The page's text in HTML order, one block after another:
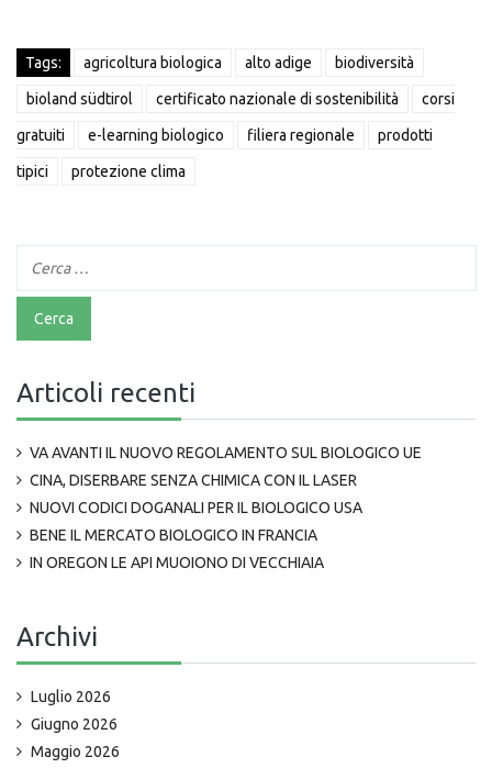
Tags: agricoltura biologica alto adige biodiversità
bioland südtirol certificato nazionale di sostenibilità corsi
gratuiti e-learning biologico filiera regionale prodotti
tipici protezione clima
Articoli recenti
VA AVANTI IL NUOVO REGOLAMENTO SUL BIOLOGICO UE
CINA, DISERBARE SENZA CHIMICA CON IL LASER
NUOVI CODICI DOGANALI PER IL BIOLOGICO USA
BENE IL MERCATO BIOLOGICO IN FRANCIA
IN OREGON LE API MUOIONO DI VECCHIAIA
Archivi
Luglio 2026
Giugno 2026
Maggio 2026